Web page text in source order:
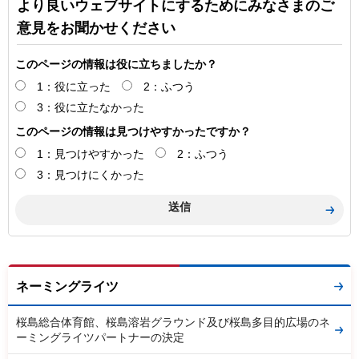
より良いウェブサイトにするためにみなさまのご
意見をお聞かせください
このページの情報は役に立ちましたか？
1：役に立った
2：ふつう
3：役に立たなかった
このページの情報は見つけやすかったですか？
1：見つけやすかった
2：ふつう
3：見つけにくかった
ネーミングライツ
桜島総合体育館、桜島溶岩グラウンド及び桜島多目的広場のネ
ーミングライツパートナーの決定